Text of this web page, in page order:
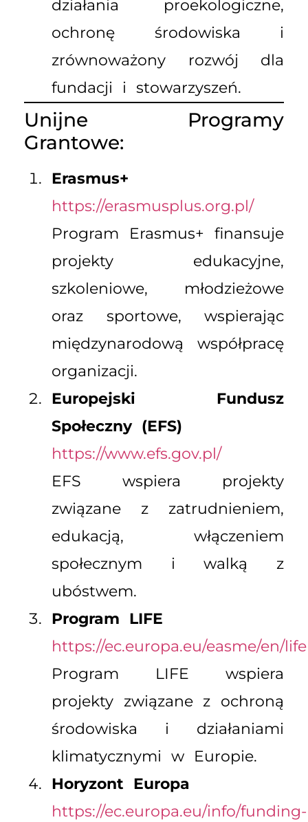
działania proekologiczne,
ochronę środowiska i
zrównoważony rozwój dla
fundacji i stowarzyszeń.
Unijne Programy
Grantowe:
Erasmus+
https://erasmusplus.org.pl/
Program Erasmus+ finansuje
projekty edukacyjne,
szkoleniowe, młodzieżowe
oraz sportowe, wspierając
międzynarodową współpracę
organizacji.
Europejski Fundusz
Społeczny (EFS)
https://www.efs.gov.pl/
EFS wspiera projekty
związane z zatrudnieniem,
edukacją, włączeniem
społecznym i walką z
ubóstwem.
Program LIFE
https://ec.europa.eu/easme/en/life
Program LIFE wspiera
projekty związane z ochroną
środowiska i działaniami
klimatycznymi w Europie.
Horyzont Europa
https://ec.europa.eu/info/funding-